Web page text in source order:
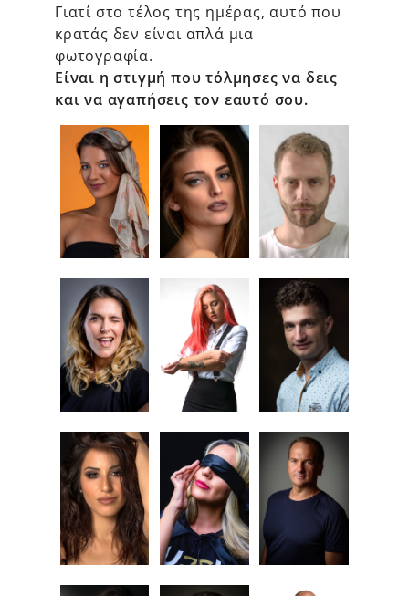
Γιατί στο τέλος της ημέρας, αυτό που
κρατάς δεν είναι απλά μια
φωτογραφία.
Είναι η στιγμή που τόλμησες να δεις
και να αγαπήσεις τον εαυτό σου.